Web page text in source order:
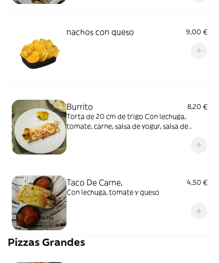
nachos con queso 9,00 €
Burrito
8,20 €
Torta de 20 cm de trigo Con lechuga,
tomate, carne, salsa de yogur, salsa de
cheddar. En caso de convertirlo en MENÚ,
Taco De Carne,
4,50 €
Con lechuga, tomate y queso
Pizzas Grandes